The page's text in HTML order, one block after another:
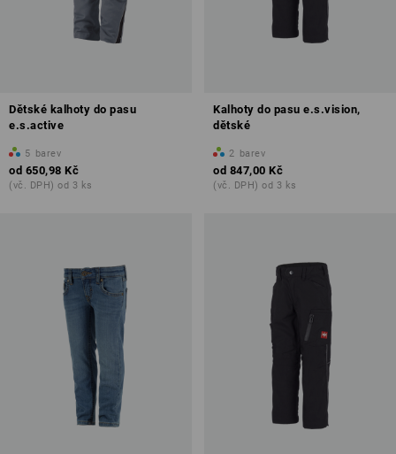
Dětské kalhoty do pasu
e.s.active
5 barev
od 650,98 Kč
(vč. DPH) od 3 ks
Kalhoty do pasu e.s.vision,
dětské
2 barev
od 847,00 Kč
(vč. DPH) od 3 ks